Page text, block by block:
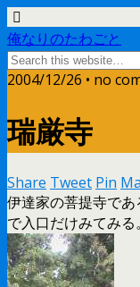
俺なりのたわごと
2004/12/26 • no
瑞厳寺
Share Tweet Pin
伊達家の菩提寺で
で入口だけみてみる。